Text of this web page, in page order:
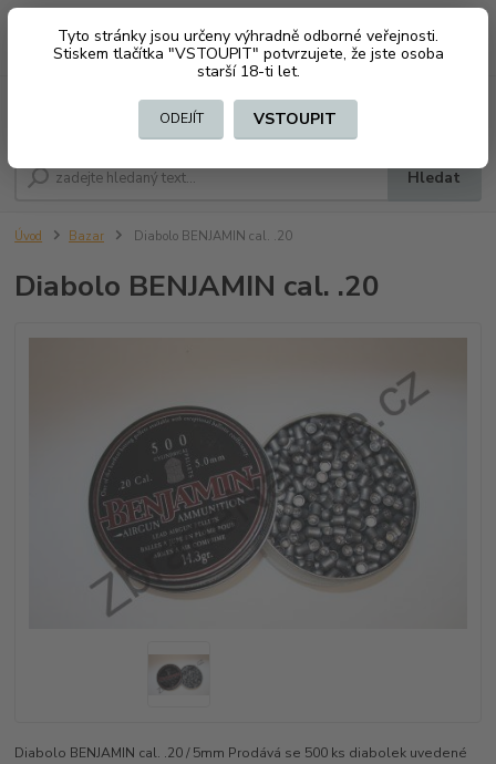
Tyto stránky jsou určeny výhradně odborné veřejnosti.
Stiskem tlačítka "VSTOUPIT" potvrzujete, že jste osoba
starší 18-ti let.
ODEJÍT VSTOUPIT
CZK
Hledat
+420 603794370 za0 Kč
Úvod Bazar Diabolo BENJAMIN cal. .20
Diabolo BENJAMIN cal. .20
Diabolo BENJAMIN cal. .20 / 5mm Prodává se 500 ks diabolek uvedené